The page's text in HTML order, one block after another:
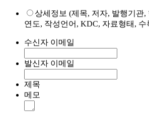
상세정보 (제목, 저자, 발행기관,
연도, 작성언어, KDC, 자료형태,
수신자 이메일
발신자 이메일
제목
메모